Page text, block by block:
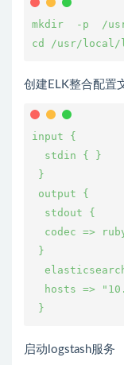
mkdir  -p  /
cd /usr/local/
创建ELK整合配置
input {
  stdin { }
}
output {
  stdout {
codec =>
}
hosts =>
}
启动logstash服务